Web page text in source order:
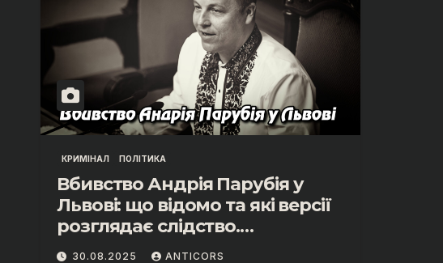
КРИМІНАЛ ПОЛІТИКА
Вбивство Андрія Парубія у
Львові: що відомо та які версії
розглядає слідство.
Укрінфопрес.
30.08.2025 ANTICORS